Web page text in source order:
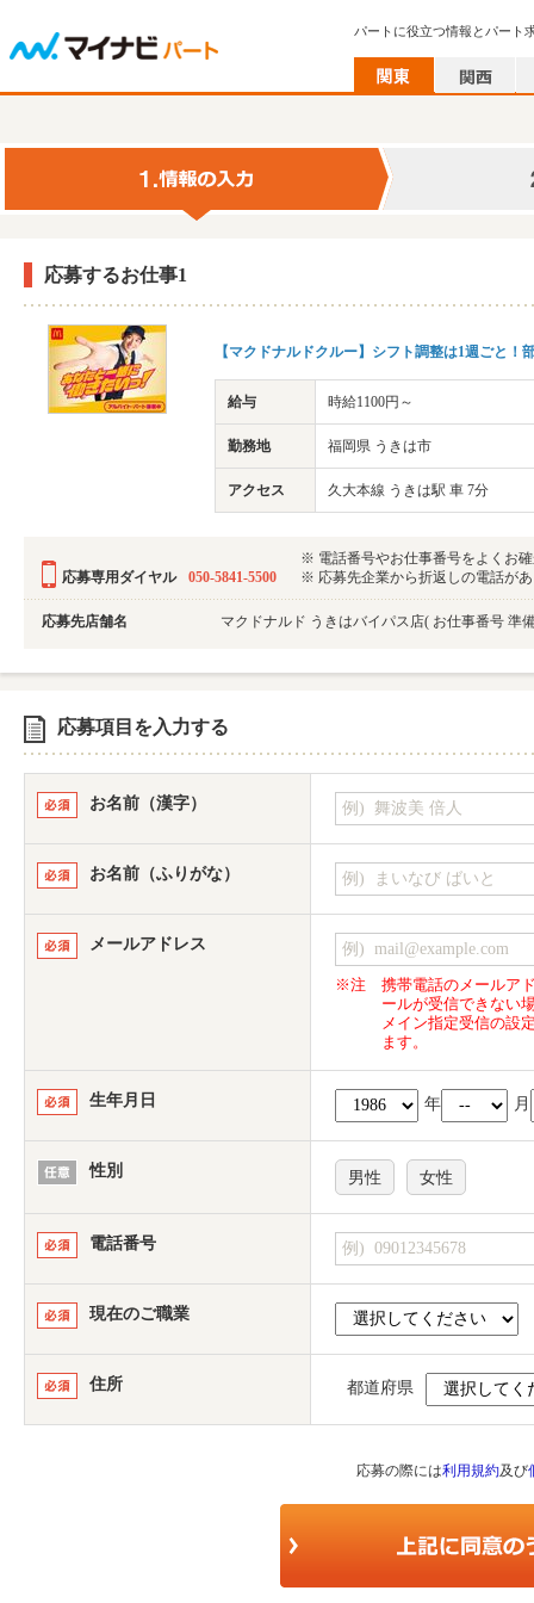
パートに役立つ情報とパート
応募するお仕事1
【マクドナルドクルー】シフト調整は1週ごと
給与 時給1100円～
勤務地 福岡県 うきは市
アクセス 久大本線 うきは駅 車 7分
応募専用ダイヤル 050-5841-5500
※ 電話番号やお仕事番号をよくお
※ 応募先企業から折返しの電話が
応募先店舗名 マクドナルド うきはバイパス店( お仕事番号 準
応募項目を入力する
お名前（漢字）
お名前（ふりがな）
メールアドレス
※注
携帯電話のメールア
ールが受信できない
メイン指定受信の設
ます。
生年月日 年 月
性別 男性 女性
電話番号
現在のご職業
住所 都道府県
応募の際には利用規約及び